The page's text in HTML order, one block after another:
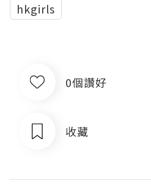
hkgirls
0個讚好
收藏